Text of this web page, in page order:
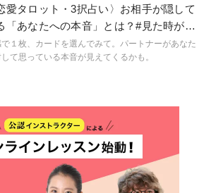
愛タロット・3択占い〉お相手が隠して
「あなたへの本音」とは？#見た時がタ
ング
１枚、カードを選んでみて。パートナーがあなた
て思っている本音が見えてくるかも。